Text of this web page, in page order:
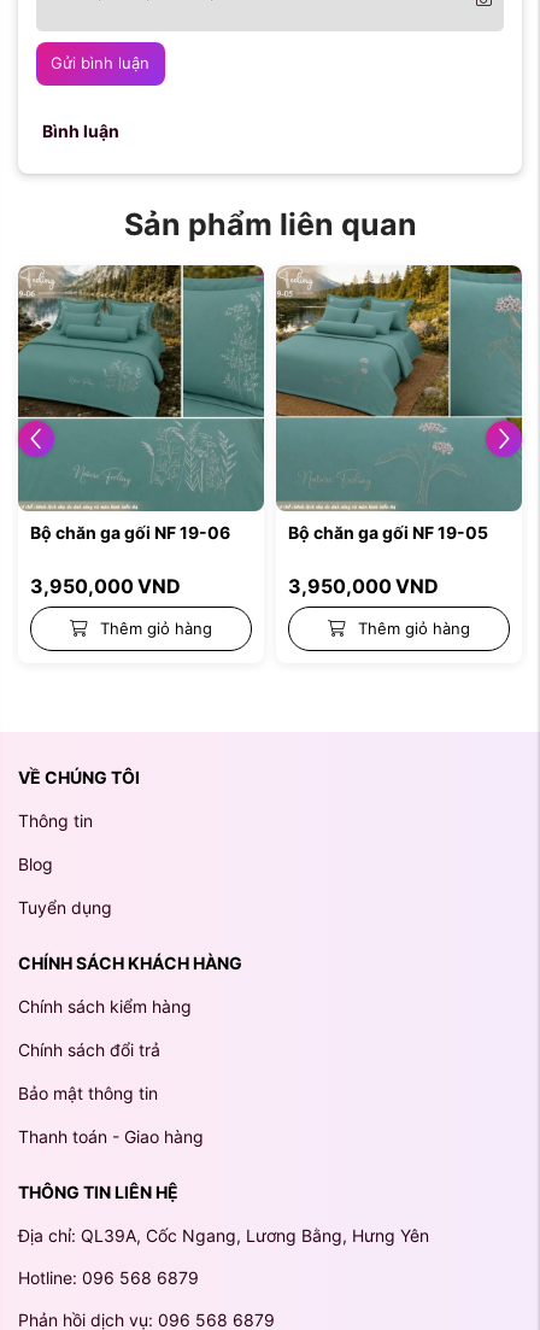
Gửi bình luận
Bình luận
Sản phẩm liên quan
Bộ chăn ga gối NF 19-06
3,950,000VND
Thêm giỏ hàng
Bộ chăn ga gối NF 19-05
3,950,000VND
Thêm giỏ hàng
VỀ CHÚNG TÔI
Thông tin
Blog
Tuyển dụng
CHÍNH SÁCH KHÁCH HÀNG
Chính sách kiểm hàng
Chính sách đổi trả
Bảo mật thông tin
Thanh toán - Giao hàng
THÔNG TIN LIÊN HỆ
Địa chỉ: QL39A, Cốc Ngang, Lương Bằng, Hưng Yên
Hotline: 096 568 6879
Phản hồi dịch vụ: 096 568 6879